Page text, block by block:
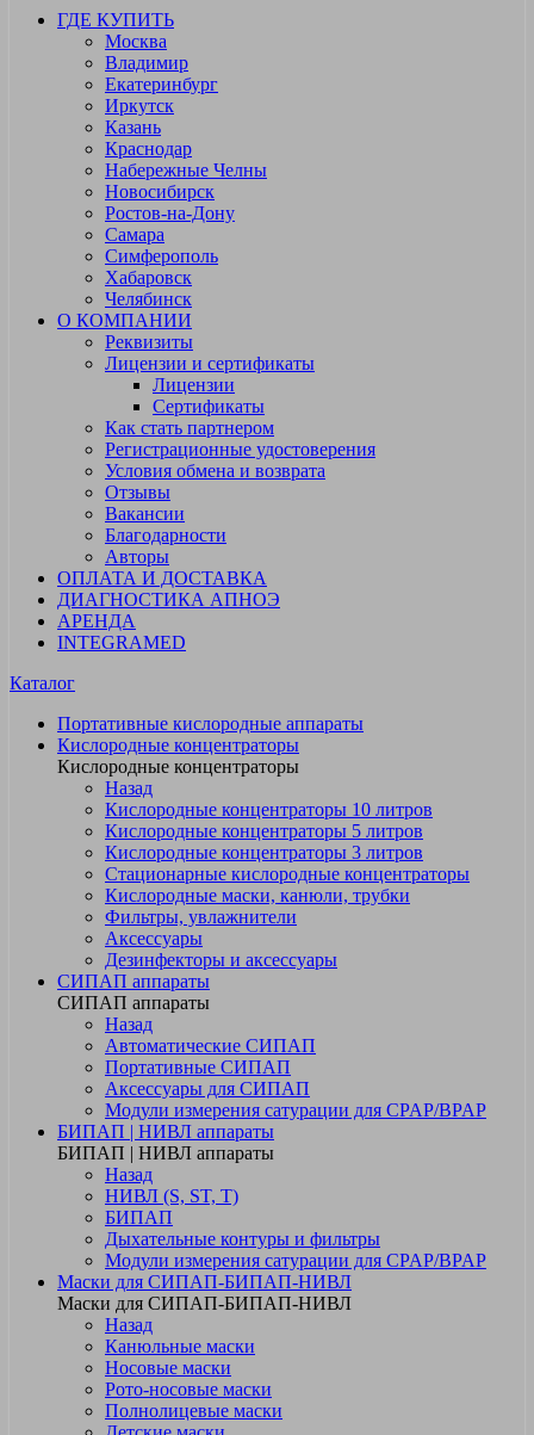
ГДЕ КУПИТЬ
Москва
Владимир
Екатеринбург
Иркутск
Казань
Краснодар
Набережные Челны
Новосибирск
Ростов-на-Дону
Самара
Симферополь
Хабаровск
Челябинск
О КОМПАНИИ
Реквизиты
Лицензии и сертификаты
Лицензии
Сертификаты
Как стать партнером
Регистрационные удостоверения
Условия обмена и возврата
Отзывы
Вакансии
Благодарности
Авторы
ОПЛАТА И ДОСТАВКА
ДИАГНОСТИКА АПНОЭ
АРЕНДА
INTEGRAMED
Каталог
Портативные кислородные аппараты
Кислородные концентраторы
Кислородные концентраторы
Назад
Кислородные концентраторы 10 литров
Кислородные концентраторы 5 литров
Кислородные концентраторы 3 литров
Стационарные кислородные концентраторы
Кислородные маски, канюли, трубки
Фильтры, увлажнители
Аксессуары
Дезинфекторы и аксессуары
СИПАП аппараты
СИПАП аппараты
Назад
Автоматические СИПАП
Портативные СИПАП
Аксессуары для СИПАП
Модули измерения сатурации для CPAP/BPAP
БИПАП | НИВЛ аппараты
БИПАП | НИВЛ аппараты
Назад
НИВЛ (S, ST, T)
БИПАП
Дыхательные контуры и фильтры
Модули измерения сатурации для CPAP/BPAP
Маски для СИПАП-БИПАП-НИВЛ
Маски для СИПАП-БИПАП-НИВЛ
Назад
Канюльные маски
Носовые маски
Рото-носовые маски
Полнолицевые маски